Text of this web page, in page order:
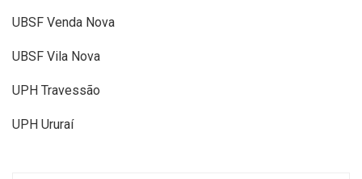
UBSF Venda Nova
UBSF Vila Nova
UPH Travessão
UPH Ururaí